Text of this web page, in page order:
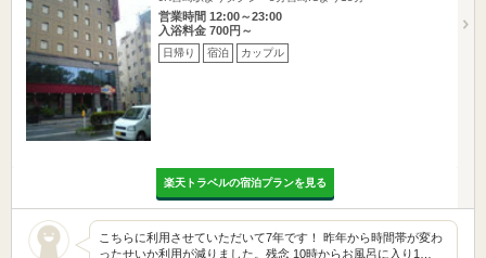
営業時間 12:00～23:00
入浴料金 700円～
日帰り 宿泊 カップル
楽天トラベルの宿泊プランを見る
こちらに利用させていただいて7年です！ 昨年から時間帯が変わ
ったせいか利用が減りました。残念 10時からお風呂に入り1…